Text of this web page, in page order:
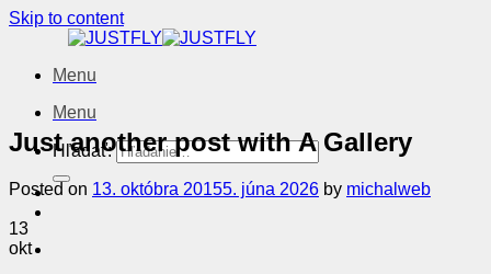
Skip to content
Menu
Menu
Hľadať:
Just another post with A Gallery
Posted on 13. októbra 20155. júna 2026 by michalweb
13
okt